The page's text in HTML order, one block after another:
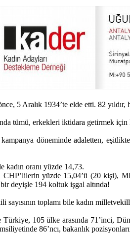
5 Aralık 1934’te elde etti. 82
tümü, erkekleri iktidara getirmek
döneminde adaletten,
kadın oranı yüzde 14,73.
yüzde 15,04’ü (20 kişi),
deyişle 194 koltuk işgal altında!
toplamı bile kadın
105 ülke arasında 71’inci,
86’ncı, bakanlık